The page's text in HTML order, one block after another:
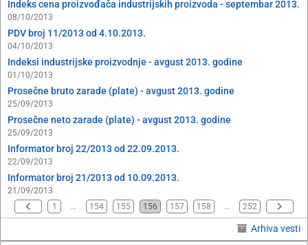
Indeks cena proizvođača industrijskih proizvoda - septembar 2013.
08/10/2013
PDV broj 11/2013 od 4.10.2013.
04/10/2013
Indeksi industrijske proizvodnje - avgust 2013. godine
01/10/2013
Prosečne bruto zarade (plate) - avgust 2013. godine
25/09/2013
Prosečne neto zarade (plate) - avgust 2013. godine
25/09/2013
Informator broj 22/2013 od 22.09.2013.
22/09/2013
Informator broj 21/2013 od 10.09.2013.
21/09/2013
1
… 154 155 156 157 158 … 252
Arhiva vesti